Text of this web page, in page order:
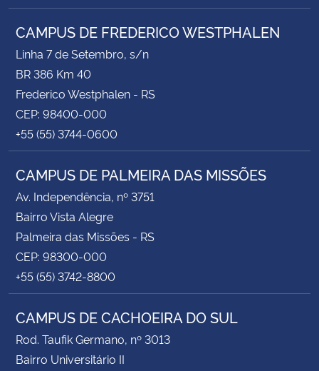
CAMPUS DE FREDERICO WESTPHALEN
Linha 7 de Setembro, s/n
BR 386 Km 40
Frederico Westphalen - RS
CEP: 98400-000
+55 (55) 3744-0600
CAMPUS DE PALMEIRA DAS MISSÕES
Av. Independência, nº 3751
Bairro Vista Alegre
Palmeira das Missões - RS
CEP: 98300-000
+55 (55) 3742-8800
CAMPUS DE CACHOEIRA DO SUL
Rod. Taufik Germano, nº 3013
Bairro Universitário II